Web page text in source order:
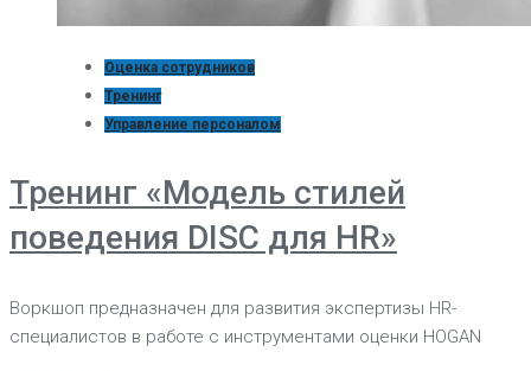
Оценка сотрудников
Тренинг
Управление персоналом
Тренинг «Модель стилей
поведения DISC для HR»
Воркшоп предназначен для развития экспертизы HR-
специалистов в работе с инструментами оценки HOGAN